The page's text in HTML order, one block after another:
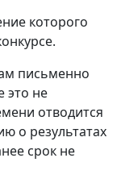
которого
письменно
это не
отводится
о результатах
срок не